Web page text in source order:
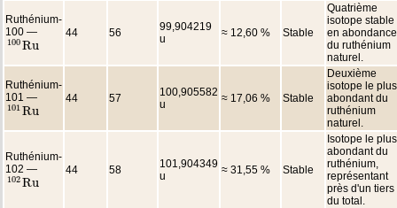
Ruthénium-
100 —
100Ru
100Ru
44 56
99,904219
u
≈ 12,60 % Stable
Quatrième
isotope stable
en abondance
du ruthénium
naturel.
Ruthénium-
101 —
101Ru
101Ru
44 57
100,905582
u
≈ 17,06 % Stable
Deuxième
isotope le plus
abondant du
ruthénium
naturel.
Ruthénium-
102 —
102Ru
102Ru
44 58
101,904349
u
≈ 31,55 % Stable
Isotope le plus
abondant du
ruthénium,
représentant
près d'un tiers
du total.